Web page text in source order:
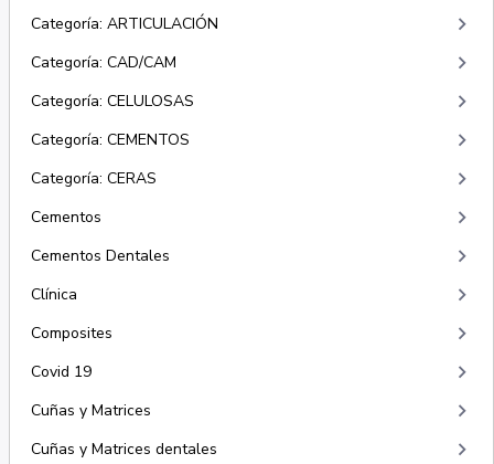
Categoría: ARTICULACIÓN keyboard_arrow_right
Categoría: CAD/CAM keyboard_arrow_right
Categoría: CELULOSAS keyboard_arrow_right
Categoría: CEMENTOS keyboard_arrow_right
Categoría: CERAS keyboard_arrow_right
Cementos keyboard_arrow_right
Cementos Dentales keyboard_arrow_right
Clínica keyboard_arrow_right
Composites keyboard_arrow_right
Covid 19 keyboard_arrow_right
Cuñas y Matrices keyboard_arrow_right
Cuñas y Matrices dentales keyboard_arrow_right